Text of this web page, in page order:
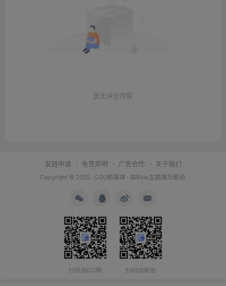
暂无评论内容
友链申请 免责声明 广告合作 关于我们
Copyright © 2025 · O2O薪媒体 · 由 Blue主题强力驱动.
扫码加QQ群 扫码加微信